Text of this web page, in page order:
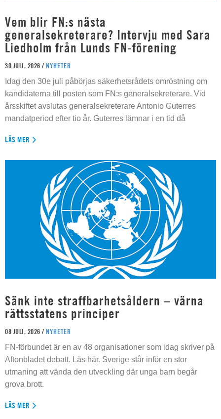
Vem blir FN:s nästa
generalsekreterare? Intervju med Sara
Liedholm från Lunds FN-förening
30 JULI, 2026 / NYHETER
Idag den 30e juli påbörjas säkerhetsrådets omröstning om
kandidaterna till posten som FN:s generalsekreterare. Vid
årsskiftet avslutas generalsekreterare Antonio Guterres
mandatperiod efter tio år. Guterres lämnar i en tid då
LÄS MER
Sänk inte straffbarhetsåldern – värna
rättsstatens principer
08 JULI, 2026 / NYHETER
FN-förbundet är en av 48 organisationer som idag skriver på
Aftonbladet debatt. Läs här. Sverige står inför en stor
utmaning att vända den utveckling där unga barn begår
grova brott.
LÄS MER